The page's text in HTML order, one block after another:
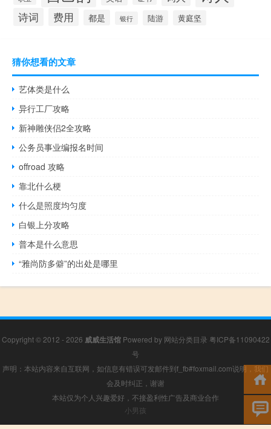
诗词 费用 都是 银行 陆游 黄庭坚
猜你想看的文章
艺体类是什么
异行工厂攻略
新神雕侠侣2全攻略
公务员事业编报名时间
offroad 攻略
靠北什么梗
什么是照度均匀度
白银上分攻略
普本是什么意思
“雅尚防多僻”的出处是哪里
Copyright © 2012 - 2026 威威生活馆Powered by 网站分类目录 粤ICP备11090422
号
声明：本站内容来自互联网，如信息有错误可发邮件到f_fb#foxmail.com说明，我们
会及时纠正，谢谢
本站仅为个人兴趣爱好，不接盈利性广告及商业合作
小男孩